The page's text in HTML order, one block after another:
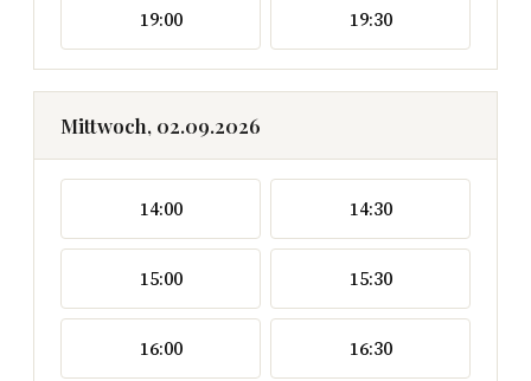
19:00 19:30
Mittwoch, 02.09.2026
14:00 14:30
15:00 15:30
16:00 16:30